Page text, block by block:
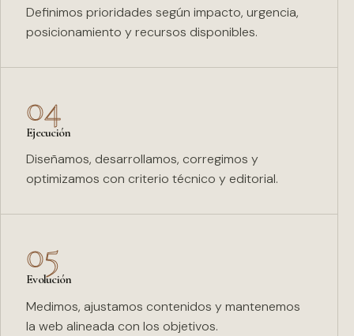
Definimos prioridades según impacto, urgencia,
posicionamiento y recursos disponibles.
04
Ejecución
Diseñamos, desarrollamos, corregimos y
optimizamos con criterio técnico y editorial.
05
Evolución
Medimos, ajustamos contenidos y mantenemos
la web alineada con los objetivos.